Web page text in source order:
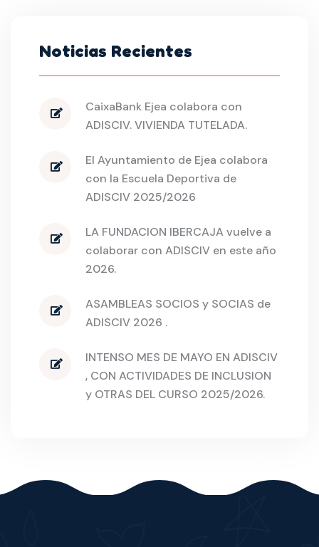
Noticias Recientes
CaixaBank Ejea colabora con
ADISCIV. VIVIENDA TUTELADA.
El Ayuntamiento de Ejea colabora
con la Escuela Deportiva de
ADISCIV 2025/2026
LA FUNDACION IBERCAJA vuelve a
colaborar con ADISCIV en este año
2026.
ASAMBLEAS SOCIOS y SOCIAS de
ADISCIV 2026 .
INTENSO MES DE MAYO EN ADISCIV
, CON ACTIVIDADES DE INCLUSION
y OTRAS DEL CURSO 2025/2026.